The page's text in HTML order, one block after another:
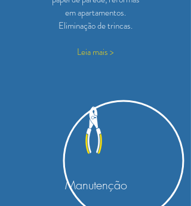
em apartamentos.
Eliminação de trincas.
Leia mais >
Manutenção